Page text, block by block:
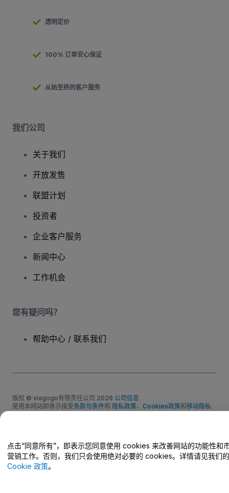
透明定价
100% 订单安心保证
从始至终的客户服务
我们公司
关于我们
开放发售
联盟计划
投资者
企业客户服务
新闻中心
工作机会
您有疑问吗？
帮助中心 / 联系我们
版权 © viagogo有限责任公司 2026 公司信息
使用本网站即表示接受条款与条件和 隐私政策、 Cookies政策和移动隐私
点击“同意所有”，即表示您同意使用 cookies 来改善网站的功能性和
营销工作。否则，我们只会使用绝对必要的 cookies。详情请见我们的
Cookie 政策。